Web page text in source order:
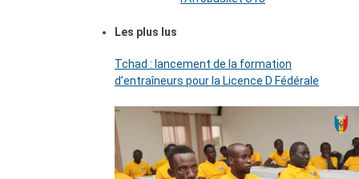
Les plus lus
Tchad : lancement de la formation
d’entraîneurs pour la Licence D Fédérale